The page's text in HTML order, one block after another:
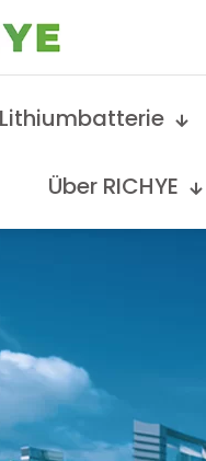
Lithiumbatterie
Über RICHYE